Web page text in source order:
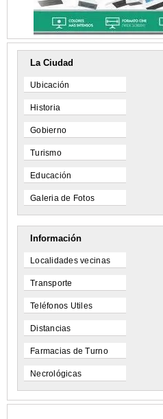
La Ciudad
Ubicación
Historia
Gobierno
Turismo
Educación
Galeria de Fotos
Información
Localidades vecinas
Transporte
Teléfonos Utiles
Distancias
Farmacias de Turno
Necrológicas